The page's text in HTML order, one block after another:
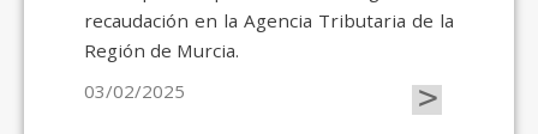
recaudación en la Agencia Tributaria de la
Región de Murcia.
03/02/2025
>